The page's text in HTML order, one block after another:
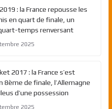
: la France repousse les
en quart de finale, un
temps renversant
2025
2017 : la France s’est
8ème de finale, l’Allemagne
d’une possession
2025